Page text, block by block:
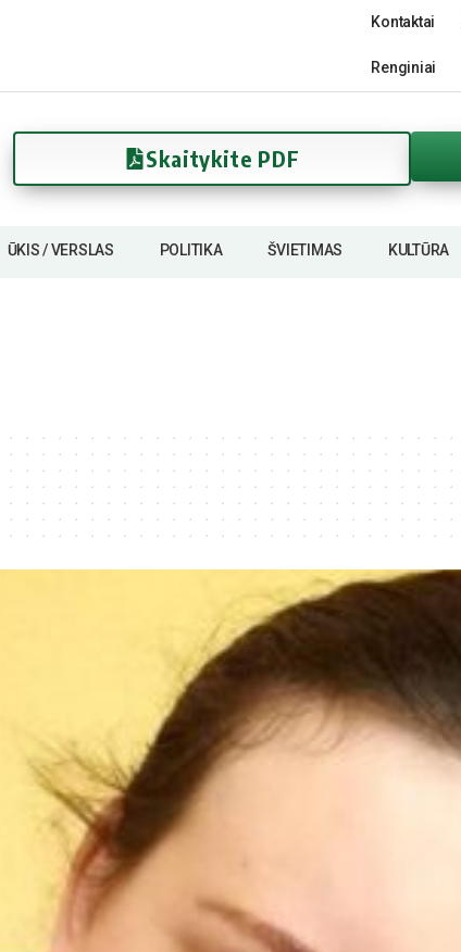
Kontaktai
Renginiai
Skaitykite PDF
ŪKIS / VERSLAS POLITIKA ŠVIETIMAS KULTŪRA